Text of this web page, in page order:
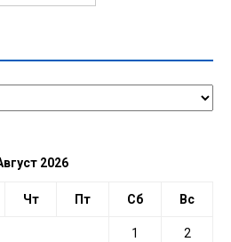
2026
Чт Пт Сб Вс
1 2